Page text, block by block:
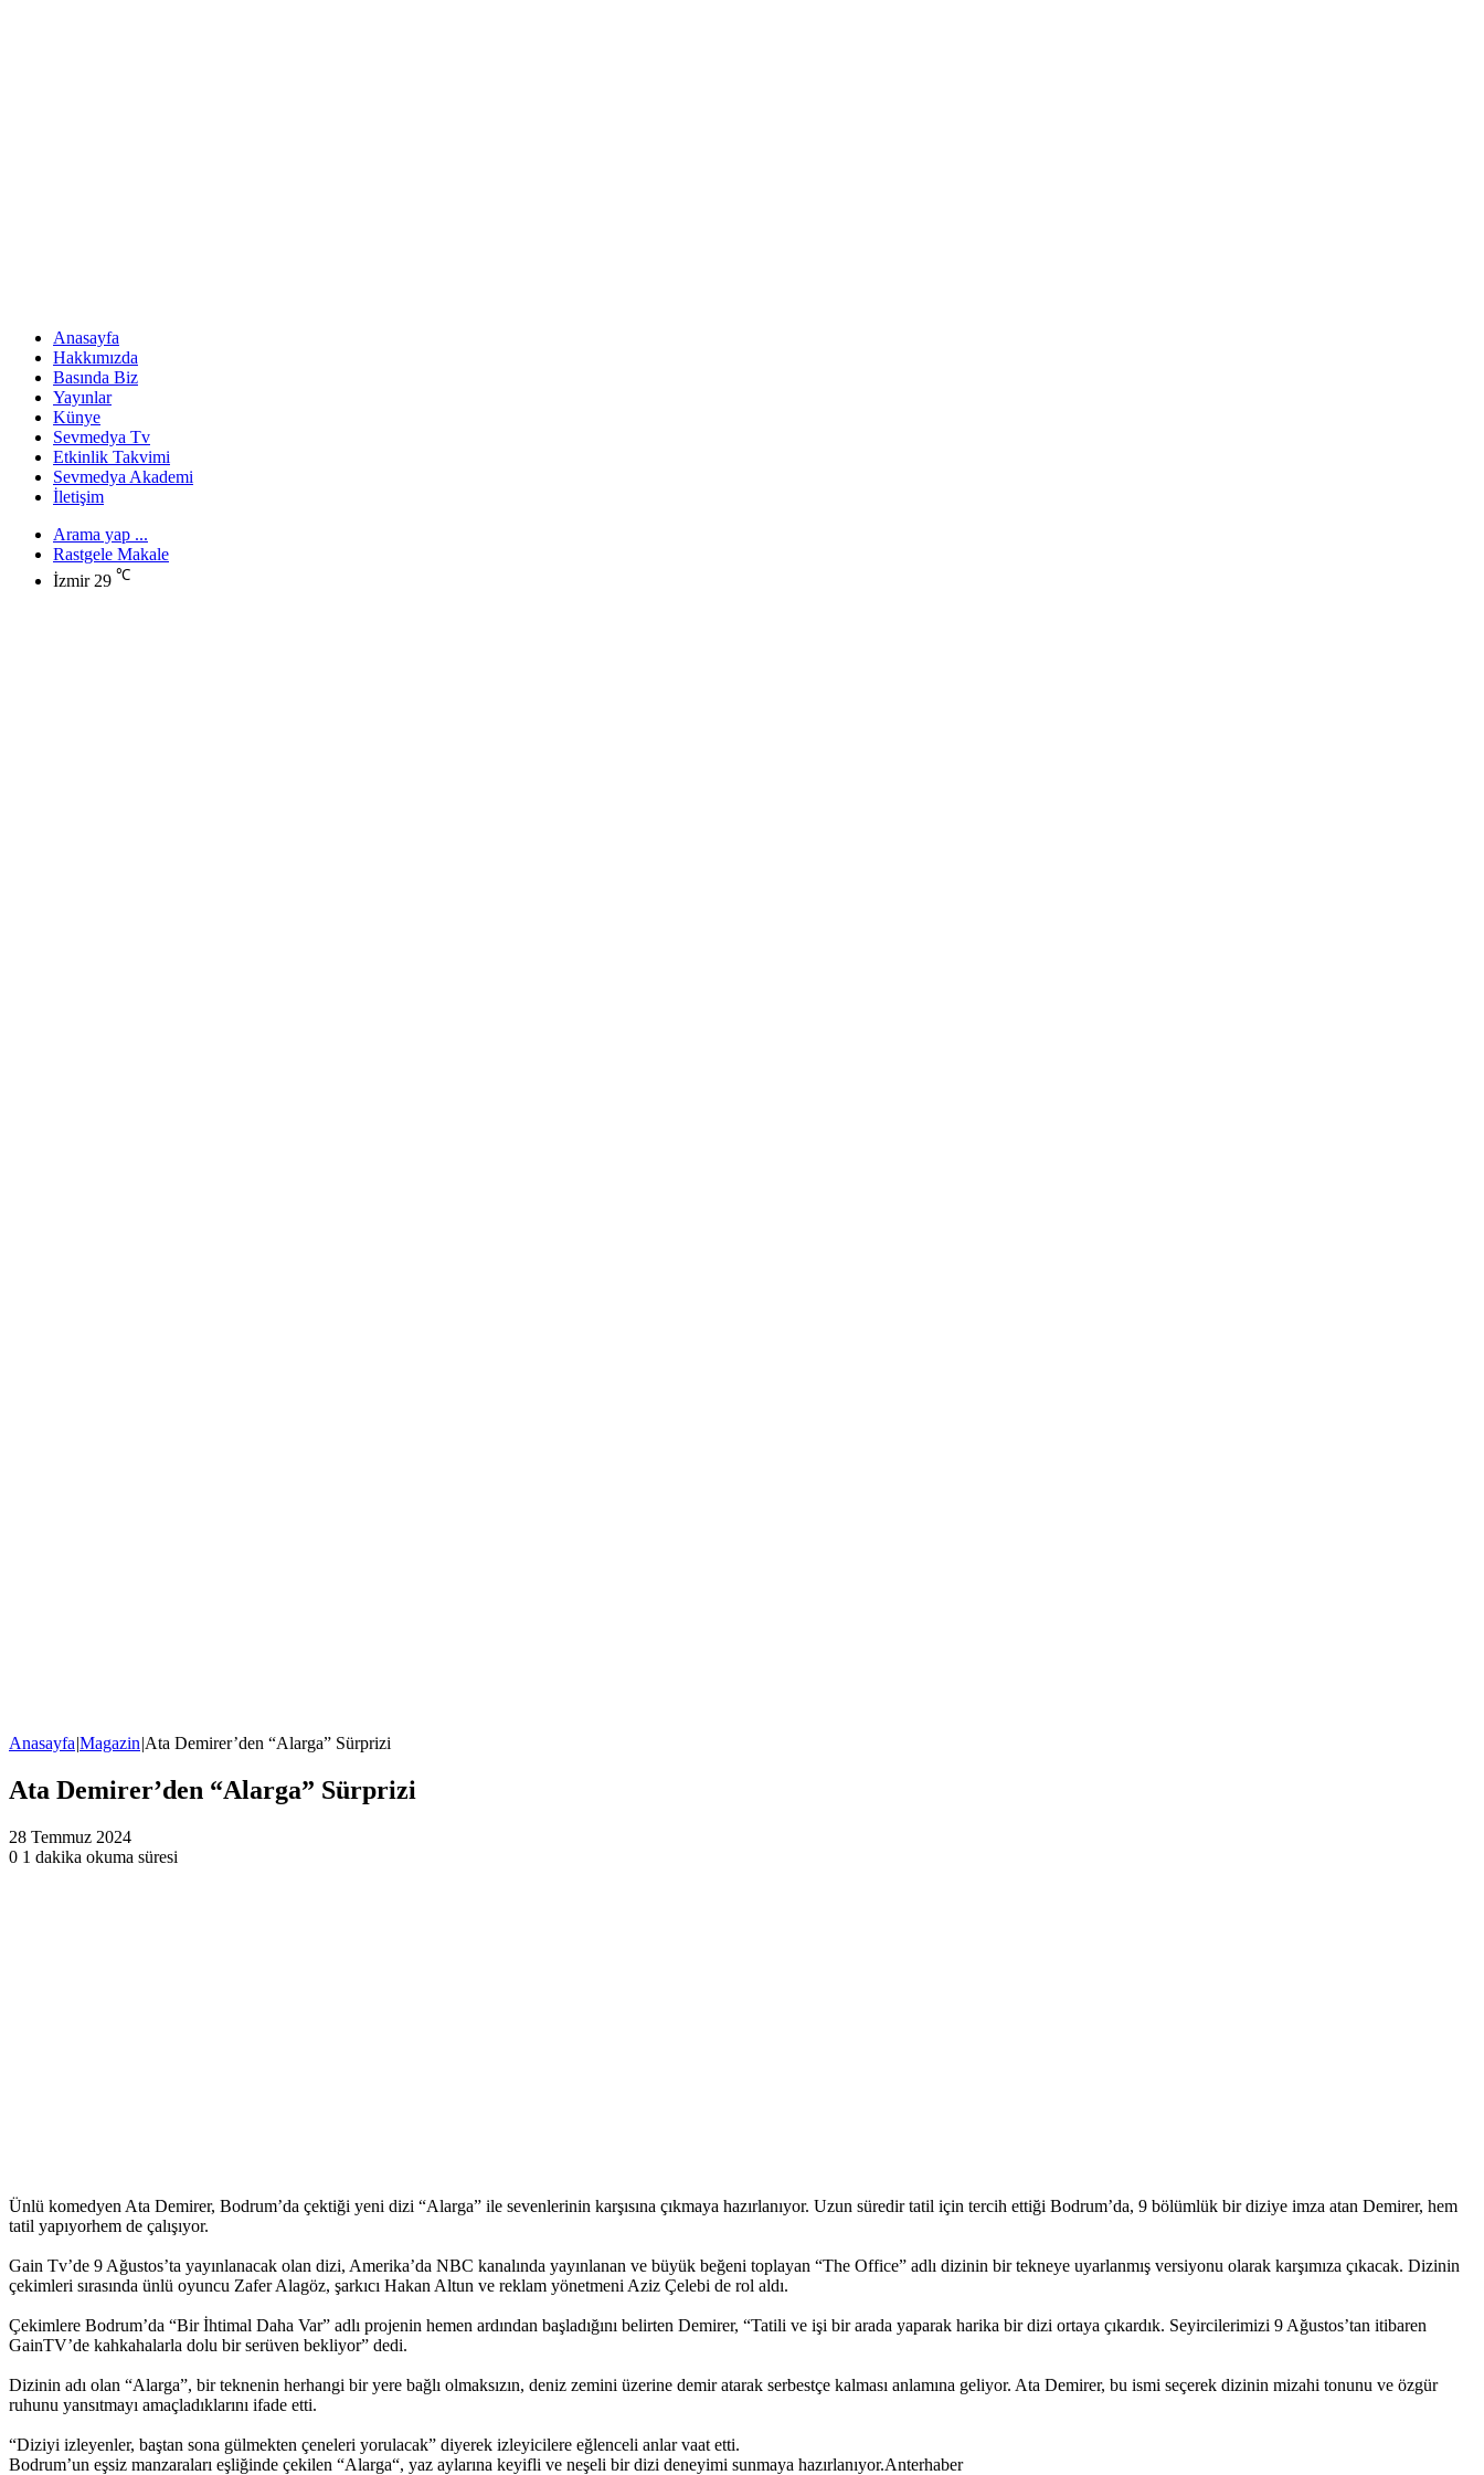
Anasayfa
Hakkımızda
Basında Biz
Yayınlar
Künye
Sevmedya Tv
Etkinlik Takvimi
Sevmedya Akademi
İletişim
Arama yap ...
Rastgele Makale
İzmir 29 ℃
Anasayfa|Magazin|Ata Demirer’den “Alarga” Sürprizi
Ata Demirer’den “Alarga” Sürprizi
28 Temmuz 2024
0 1 dakika okuma süresi
Ünlü komedyen Ata Demirer, Bodrum’da çektiği yeni dizi “Alarga” ile sevenlerinin karşısına çıkmaya hazırlanıyor. Uzun süredir tatil için tercih ettiği Bodrum’da, 9 bölümlük bir diziye imza atan Demirer, hem
tatil yapıyorhem de çalışıyor.
Gain Tv’de 9 Ağustos’ta yayınlanacak olan dizi, Amerika’da NBC kanalında yayınlanan ve büyük beğeni toplayan “The Office” adlı dizinin bir tekneye uyarlanmış versiyonu olarak karşımıza çıkacak. Dizinin
çekimleri sırasında ünlü oyuncu Zafer Alagöz, şarkıcı Hakan Altun ve reklam yönetmeni Aziz Çelebi de rol aldı.
Çekimlere Bodrum’da “Bir İhtimal Daha Var” adlı projenin hemen ardından başladığını belirten Demirer, “Tatili ve işi bir arada yaparak harika bir dizi ortaya çıkardık. Seyircilerimizi 9 Ağustos’tan itibaren
GainTV’de kahkahalarla dolu bir serüven bekliyor” dedi.
Dizinin adı olan “Alarga”, bir teknenin herhangi bir yere bağlı olmaksızın, deniz zemini üzerine demir atarak serbestçe kalması anlamına geliyor. Ata Demirer, bu ismi seçerek dizinin mizahi tonunu ve özgür
ruhunu yansıtmayı amaçladıklarını ifade etti.
“Diziyi izleyenler, baştan sona gülmekten çeneleri yorulacak” diyerek izleyicilere eğlenceli anlar vaat etti.
Bodrum’un eşsiz manzaraları eşliğinde çekilen “Alarga“, yaz aylarına keyifli ve neşeli bir dizi deneyimi sunmaya hazırlanıyor.Anterhaber